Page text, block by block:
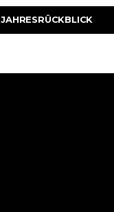
JAHRESRÜCKBLICK